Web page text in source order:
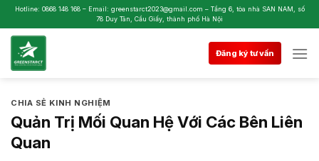
Skip
to
content
Hotline: 0868 148 168 – Email: greenstarct2023@gmail.com – Tầng 6, tòa nhà SAN NAM, số
78 Duy Tân, Cầu Giấy, thành phố Hà Nội
Đăng ký tư vấn
CHIA SẺ KINH NGHIỆM
Quản Trị Mối Quan Hệ Với Các Bên Liên
Quan